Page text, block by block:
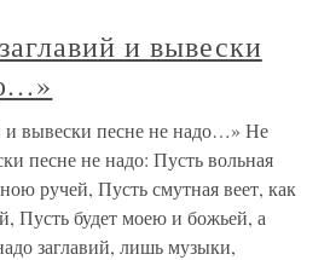
и вывески
и вывески песне не надо…» Не
песне не надо: Пусть вольная
ручей, Пусть смутная веет, как
Пусть будет моею и божьей, а
заглавий, лишь музыки,